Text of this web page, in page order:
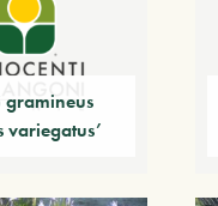
gramineus
variegatus’